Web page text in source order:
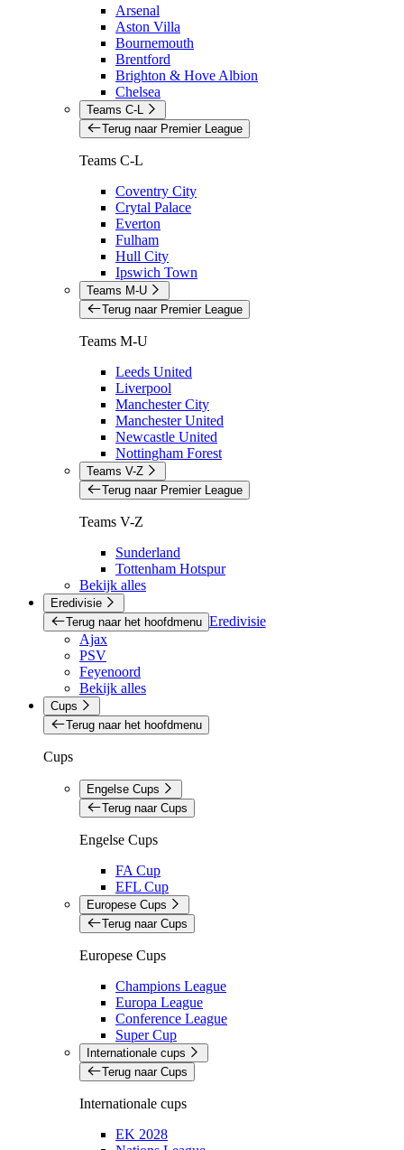
Arsenal
Aston Villa
Bournemouth
Brentford
Brighton & Hove Albion
Chelsea
Teams C-L
Terug naar Premier League
Teams C-L
Coventry City
Crytal Palace
Everton
Fulham
Hull City
Ipswich Town
Teams M-U
Terug naar Premier League
Teams M-U
Leeds United
Liverpool
Manchester City
Manchester United
Newcastle United
Nottingham Forest
Teams V-Z
Terug naar Premier League
Teams V-Z
Sunderland
Tottenham Hotspur
Bekijk alles
Eredivisie
Terug naar het hoofdmenu Eredivisie
Ajax
PSV
Feyenoord
Bekijk alles
Cups
Terug naar het hoofdmenu
Cups
Engelse Cups
Terug naar Cups
Engelse Cups
FA Cup
EFL Cup
Europese Cups
Terug naar Cups
Europese Cups
Champions League
Europa League
Conference League
Super Cup
Internationale cups
Terug naar Cups
Internationale cups
EK 2028